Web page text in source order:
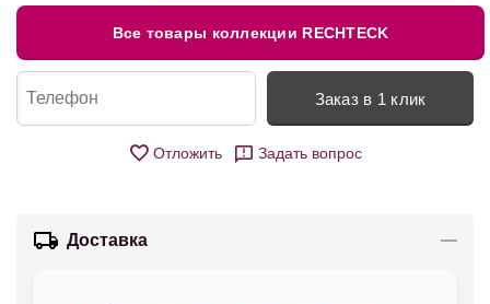
Все товары коллекции RECHTECK
Заказ в 1 клик
Отложить Задать вопрос
Доставка